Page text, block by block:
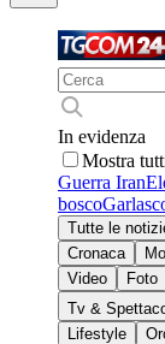
In evidenza
Mostra
Guerra Iran
bosco
Tutte le
Cronaca
Video
Foto
Tv &
Lifestyle